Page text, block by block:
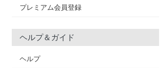
プレミアム会員登録
ヘルプ＆ガイド
ヘルプ